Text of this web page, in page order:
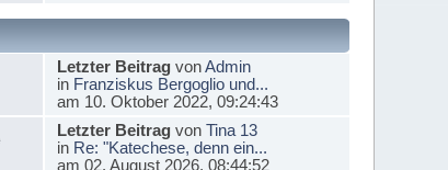
Letzter BeitragvonAdmin
in Franziskus Bergoglio und...
am 10. Oktober 2022, 09:24:43
Letzter Beitragvon Tina 13
in Re: "Katechese, denn ein...
am 02. August 2026, 08:44:52